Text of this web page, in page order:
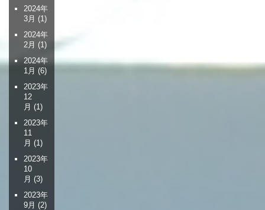
2024年
3月 (1)
2024年
2月 (1)
2024年
1月 (6)
2023年
12
月 (1)
2023年
11
月 (1)
2023年
10
月 (3)
2023年
9月 (2)